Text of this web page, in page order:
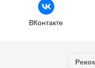
ВКонтакте